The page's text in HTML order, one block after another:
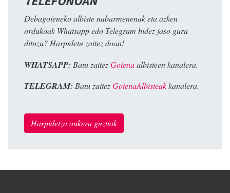
Debagoieneko albiste nabarmenenak eta azken
ordukoak Whatsapp edo Telegram bidez jaso gura
dituzu? Harpidetu zaitez doan!
WHATSAPP: Batu zaitezGoienaalbisteen kanalera.
TELEGRAM: Batu zaitezGoienaAlbisteakkanalera.
Harpidetza aukera guztiak